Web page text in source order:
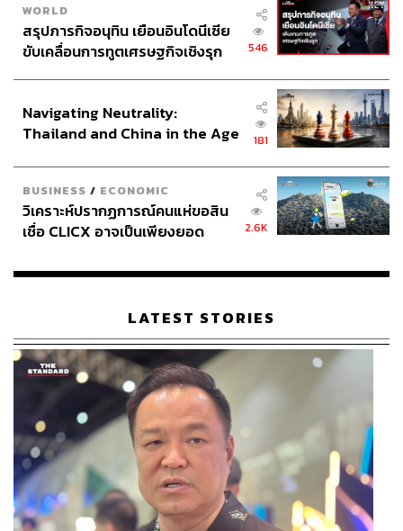
WORLD
สรุปภารกิจอนุทิน เยือนอินโดนีเซีย
ขับเคลื่อนการทูตเศรษฐกิจเชิงรุก
546
Navigating Neutrality:
Thailand and China in the Age
181
BUSINESS / ECONOMIC
วิเคราะห์ปรากฏการณ์คนแห่ขอสิน
เชื่อ CLICX อาจเป็นเพียงยอด
เรือนไทยที่ถูกซุกไว้
2.6K
LATEST STORIES